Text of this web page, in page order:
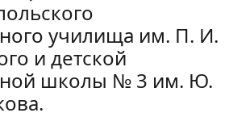
училища им. П. И.
и детской
школы № 3 им. Ю.